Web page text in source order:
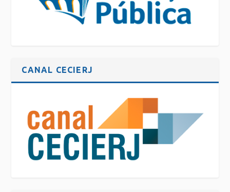
CANAL CECIERJ